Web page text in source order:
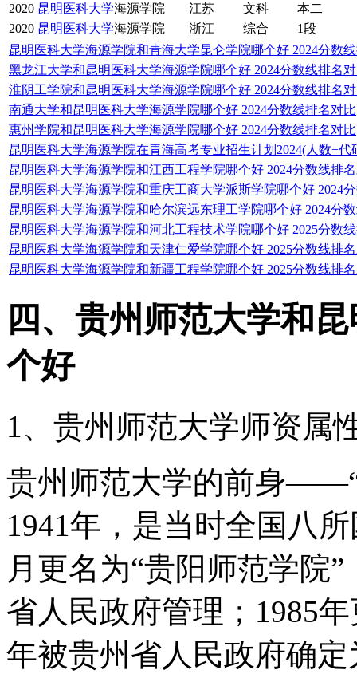
2020 昆明医科大学海源学院 江苏 文科
本二
2020 昆明医科大学海源学院 浙江 综合
1段
昆明医科大学海源学院和青海大学昆仑学院哪个好 2024分数
黑龙江大学和昆明医科大学海源学院哪个好 2024分数线排名
淮阴工学院和昆明医科大学海源学院哪个好 2024分数线排名
南通大学和昆明医科大学海源学院哪个好 2024分数线排名对比
惠州学院和昆明医科大学海源学院哪个好 2024分数线排名对比
昆明医科大学海源学院在青海高考专业招生计划2024(人数+代
昆明医科大学海源学院和江西工程学院哪个好 2024分数线排
昆明医科大学海源学院和重庆工商大学派斯学院哪个好 2024
昆明医科大学海源学院和哈尔滨远东理工学院哪个好 2024分
昆明医科大学海源学院和河北工程技术学院哪个好 2025分数
昆明医科大学海源学院和天津仁爱学院哪个好 2025分数线排
昆明医科大学海源学院和新疆工程学院哪个好 2025分数线排
四、贵州师范大学和
个好
1、贵州师范大学师资属
贵州师范大学的前身
1941年，是当时全国八
月更名为“贵阳师范学院
省人民政府管理；1985
年被贵州省人民政府确